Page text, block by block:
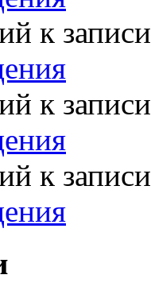
к записи
к записи
к записи